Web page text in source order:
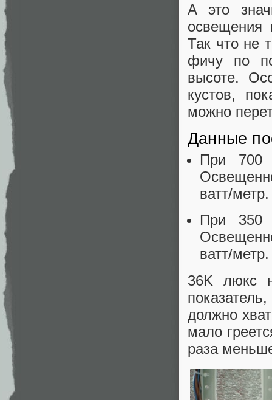
А это
освещения
Так что не
фичу по
высоте.
кустов,
можно
Данные
При 700
ватт/
При 350
ватт/
36K люкс
должно
мало
раза